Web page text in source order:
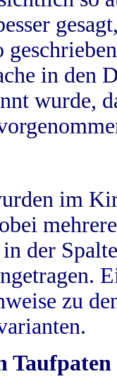
in
wurde,
im
der
zu
Taufpaten